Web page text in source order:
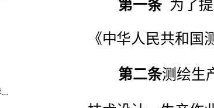
最新重庆江北区华新实验小学语文一年级下册第二月考试卷含答案